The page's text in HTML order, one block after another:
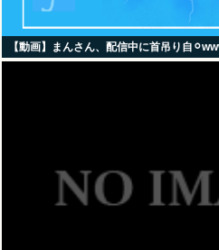
【動画】まんさん、配信中に首吊り自